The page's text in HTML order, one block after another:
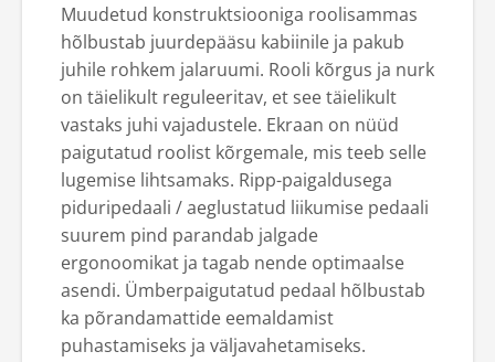
Muudetud konstruktsiooniga roolisammas
hõlbustab juurdepääsu kabiinile ja pakub
juhile rohkem jalaruumi. Rooli kõrgus ja nurk
on täielikult reguleeritav, et see täielikult
vastaks juhi vajadustele. Ekraan on nüüd
paigutatud roolist kõrgemale, mis teeb selle
lugemise lihtsamaks. Ripp-paigaldusega
piduripedaali / aeglustatud liikumise pedaali
suurem pind parandab jalgade
ergonoomikat ja tagab nende optimaalse
asendi. Ümberpaigutatud pedaal hõlbustab
ka põrandamattide eemaldamist
puhastamiseks ja väljavahetamiseks.